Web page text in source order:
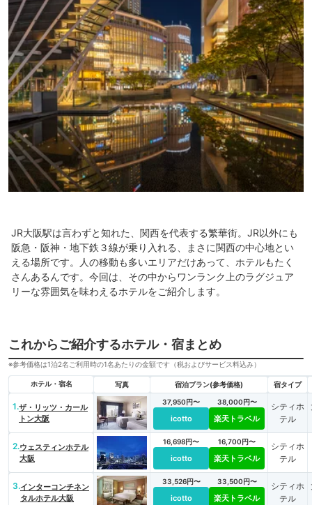
JR大阪駅は言わずと知れた、関西を代表する繁華街。JR以外にも
阪急・阪神・地下鉄３線が乗り入れる、まさに関西の中心地とい
える場所です。人の移動も多いエリアだけあって、ホテルもたく
さんあるんです。今回は、その中からワンランク上のラグジュア
リーな雰囲気を味わえるホテルをご紹介します。
これからご紹介するホテル・宿まとめ
※参考価格は1泊2名ご利用時の1名あたりの金額です（税およびサービス料込み）
ホテル・宿名 写真 宿泊プラン(参考価格) 宿タイプ
1.ザ・リッツ・カール
トン大阪
37,950円〜
icotto
38,000円〜
楽天トラベル
シティホ
テル
2.ウェスティンホテル
大阪
16,698円〜
icotto
16,700円〜
楽天トラベル
シティホ
テル
3.インターコンチネン
タルホテル大阪
33,526円〜
icotto
33,500円〜
楽天トラベル
シティホ
テル